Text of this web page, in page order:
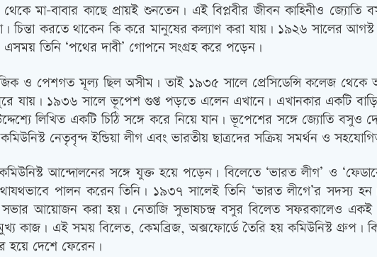
মা-বাবার কাছে প্রায়ই শুনতেন। এই বিপ্লবীর জীবন কাহিনীও
করতে থাকেন কি করে মানুষের কল্যাণ করা যায়। ১৯২৬ সালের আগস্ট
এসময় তিনি ‘পথের দাবী’ গোপনে সংগ্রহ করে পড়েন।
ও পেশগত মূল্য ছিল অসীম। তাই ১৯৩৫ সালে প্রেসিডেন্সি কলেজ থেকে
যায়। ১৯৩৬ সালে ভূপেশ গুপ্ত পড়তে এলেন এখানে। এখানকার একটি
উদ্দেশ্যে লিখিত একটি চিঠি সঙ্গে করে নিয়ে যান। ভূপেশের সঙ্গে জ্যোতি বসুও
কমিউনিস্ট নেতৃবৃন্দ ইন্ডিয়া লীগ এবং ভারতীয় ছাত্রদের সক্রিয় সমর্থন ও
আন্দোলনের সঙ্গে যুক্ত হয়ে পড়েন। বিলেতে ‘ভারত লীগ’ ও
পালন করেন তিনি। ১৯৩৭ সালেই তিনি ‘ভারত লীগে’র
আয়োজন করা হয়। নেতাজি সুভাষচন্দ্র বসুর বিলেত সফরকালেও একই
এই সময় বিলেত, কেমব্রিজ, অক্সফোর্ডে তৈরি হয় কমিউনিস্ট গ্রুপ। কিন্তু
হয়ে দেশে ফেরেন।